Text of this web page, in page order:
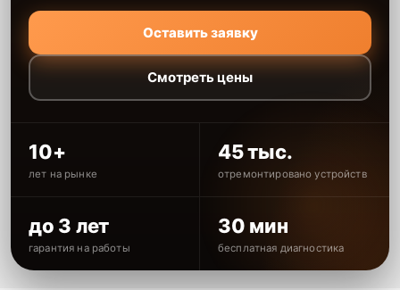
Оставить заявку
Смотреть цены
10+
лет на рынке
45 тыс.
отремонтировано устройств
до 3 лет
гарантия на работы
30 мин
бесплатная диагностика